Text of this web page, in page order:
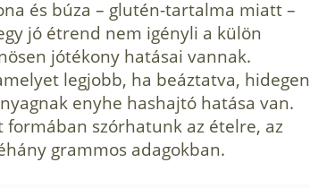
és búza – glutén-tartalma miatt –
jó étrend nem igényli a külön
jótékony hatásai vannak.
legjobb, ha beáztatva, hidegen
enyhe hashajtó hatása van.
szórha­tunk az ételre, az
grammos adagokban.